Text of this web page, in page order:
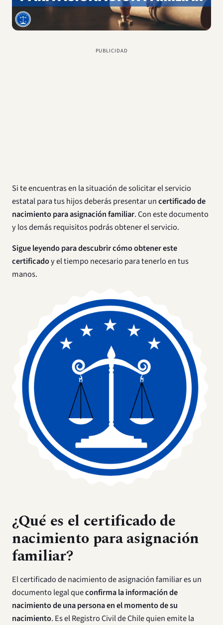
PUBLICIDAD
Si te encuentras en la situación de solicitar el servicio
estatal para tus hijos deberás presentar uncertificado de
nacimiento para asignación familiar. Con este documento
y los demás requisitos podrás obtener el servicio.
Sigue leyendo para descubrir cómo obtener este
certificadoy el tiempo necesario para tenerlo en tus
manos.
¿Qué es el certificado de
nacimiento para asignación
familiar?
El certificado de nacimiento de asignación familiar es un
documento legal queconfirma la información de
nacimiento de una persona en el momento de su
nacimiento. Es el Registro Civil de Chile quien emite la